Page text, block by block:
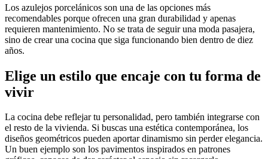
Los azulejos porcelánicos son una de las opciones más
recomendables porque ofrecen una gran durabilidad y apenas
requieren mantenimiento. No se trata de seguir una moda pasajera,
sino de crear una cocina que siga funcionando bien dentro de diez
años.
Elige un estilo que encaje con tu forma de
vivir
La cocina debe reflejar tu personalidad, pero también integrarse con
el resto de la vivienda. Si buscas una estética contemporánea, los
diseños geométricos pueden aportar dinamismo sin perder elegancia.
Un buen ejemplo son los pavimentos inspirados en patrones